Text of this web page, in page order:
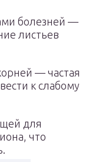
болезней —
листьев
— частая
к слабому
для
что